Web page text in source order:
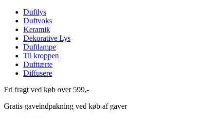
Duftlys
Duftvoks
Keramik
Dekorative Lys
Duftlampe
Til kroppen
Dufttærte
Diffusere
Fri fragt ved køb over 599,-
Gratis gaveindpakning ved køb af gaver